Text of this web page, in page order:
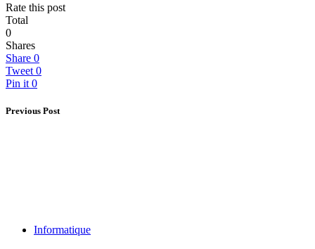
Rate this post
Total
0
Shares
Share 0
Tweet 0
Pin it 0
Previous Post
Informatique